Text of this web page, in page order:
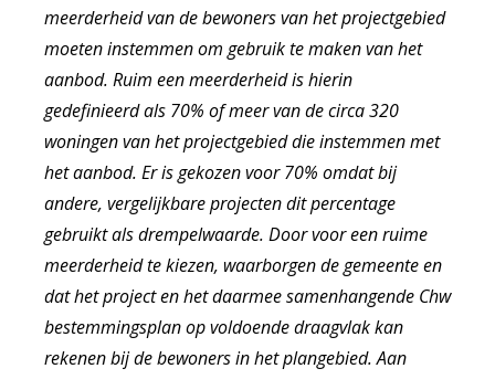
meerderheid van de bewoners van het projectgebied
moeten instemmen om gebruik te maken van het
aanbod. Ruim een meerderheid is hierin
gedefinieerd als 70% of meer van de circa 320
woningen van het projectgebied die instemmen met
het aanbod. Er is gekozen voor 70% omdat bij
andere, vergelijkbare projecten dit percentage
gebruikt als drempelwaarde. Door voor een ruime
meerderheid te kiezen, waarborgen de gemeente en
dat het project en het daarmee samenhangende Chw
bestemmingsplan op voldoende draagvlak kan
rekenen bij de bewoners in het plangebied. Aan